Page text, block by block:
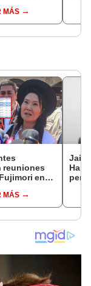
de CADE
MÁS
reuniones
en
se
en Junín
MÁS